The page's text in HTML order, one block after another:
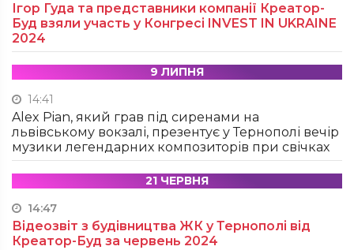
Ігор Гуда та представники компанії Креатор-
Буд взяли участь у Конгресі INVEST IN UKRAINE
2024
9 ЛИПНЯ
14:41
Alex Pian, який грав під сиренами на
львівському вокзалі, презентує у Тернополі вечір
музики легендарних композиторів при свічках
21 ЧЕРВНЯ
14:47
Відеозвіт з будівництва ЖК у Тернополі від
Креатор-Буд за червень 2024